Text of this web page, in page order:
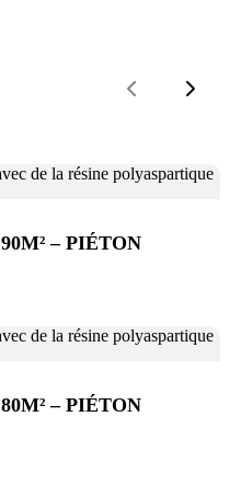
PreviousNext
– PIÉTON
– PIÉTON